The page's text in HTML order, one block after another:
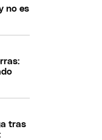
no es
tras